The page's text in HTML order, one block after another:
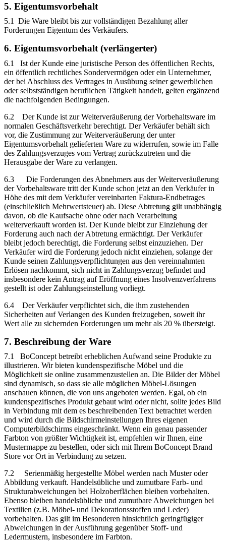
5. Eigentumsvorbehalt
5.1 Die Ware bleibt bis zur vollständigen Bezahlung aller
Forderungen Eigentum des Verkäufers.
6. Eigentumsvorbehalt (verlängerter)
6.1 Ist der Kunde eine juristische Person des öffentlichen Rechts,
ein öffentlich rechtliches Sondervermögen oder ein Unternehmer,
der bei Abschluss des Vertrages in Ausübung seiner gewerblichen
oder selbstständigen beruflichen Tätigkeit handelt, gelten ergänzend
die nachfolgenden Bedingungen.
6.2 Der Kunde ist zur Weiterveräußerung der Vorbehaltsware im
normalen Geschäftsverkehr berechtigt. Der Verkäufer behält sich
vor, die Zustimmung zur Weiterveräußerung der unter
Eigentumsvorbehalt gelieferten Ware zu widerrufen, sowie im Falle
des Zahlungsverzuges vom Vertrag zurückzutreten und die
Herausgabe der Ware zu verlangen.
6.3 Die Forderungen des Abnehmers aus der Weiterveräußerung
der Vorbehaltsware tritt der Kunde schon jetzt an den Verkäufer in
Höhe des mit dem Verkäufer vereinbarten Faktura-Endbetrages
(einschließlich Mehrwertsteuer) ab. Diese Abtretung gilt unabhängig
davon, ob die Kaufsache ohne oder nach Verarbeitung
weiterverkauft worden ist. Der Kunde bleibt zur Einziehung der
Forderung auch nach der Abtretung ermächtigt. Der Verkäufer
bleibt jedoch berechtigt, die Forderung selbst einzuziehen. Der
Verkäufer wird die Forderung jedoch nicht einziehen, solange der
Kunde seinen Zahlungsverpflichtungen aus den vereinnahmten
Erlösen nachkommt, sich nicht in Zahlungsverzug befindet und
insbesondere kein Antrag auf Eröffnung eines Insolvenzverfahrens
gestellt ist oder Zahlungseinstellung vorliegt.
6.4 Der Verkäufer verpflichtet sich, die ihm zustehenden
Sicherheiten auf Verlangen des Kunden freizugeben, soweit ihr
Wert alle zu sichernden Forderungen um mehr als 20 % übersteigt.
7. Beschreibung der Ware
7.1 BoConcept betreibt erheblichen Aufwand seine Produkte zu
illustrieren. Wir bieten kundenspezifische Möbel und die
Möglichkeit sie online zusammenzustellen an. Die Bilder der Möbel
sind dynamisch, so dass sie alle möglichen Möbel-Lösungen
anschauen können, die von uns angeboten werden. Egal, ob ein
kundenspezifisches Produkt gebaut wird oder nicht, sollte jedes Bild
in Verbindung mit dem es beschreibenden Text betrachtet werden
und wird durch die Bildschirmeinstellungen Ihres eigenen
Computerbildschirms eingeschränkt. Wenn ein genau passender
Farbton von größter Wichtigkeit ist, empfehlen wir Ihnen, eine
Mustermappe zu bestellen, oder sich mit Ihrem BoConcept Brand
Store vor Ort in Verbindung zu setzen.
7.2 Serienmäßig hergestellte Möbel werden nach Muster oder
Abbildung verkauft. Handelsübliche und zumutbare Farb- und
Strukturabweichungen bei Holzoberflächen bleiben vorbehalten.
Ebenso bleiben handelsübliche und zumutbare Abweichungen bei
Textilien (z.B. Möbel- und Dekorationsstoffen und Leder)
vorbehalten. Das gilt im Besonderen hinsichtlich geringfügiger
Abweichungen in der Ausführung gegenüber Stoff- und
Ledermustern, insbesondere im Farbton.